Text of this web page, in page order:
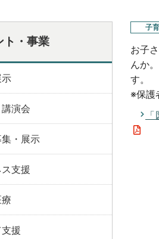
子
お子
んか
す。
※保護
ト・事業
演会
・展示
支援
援